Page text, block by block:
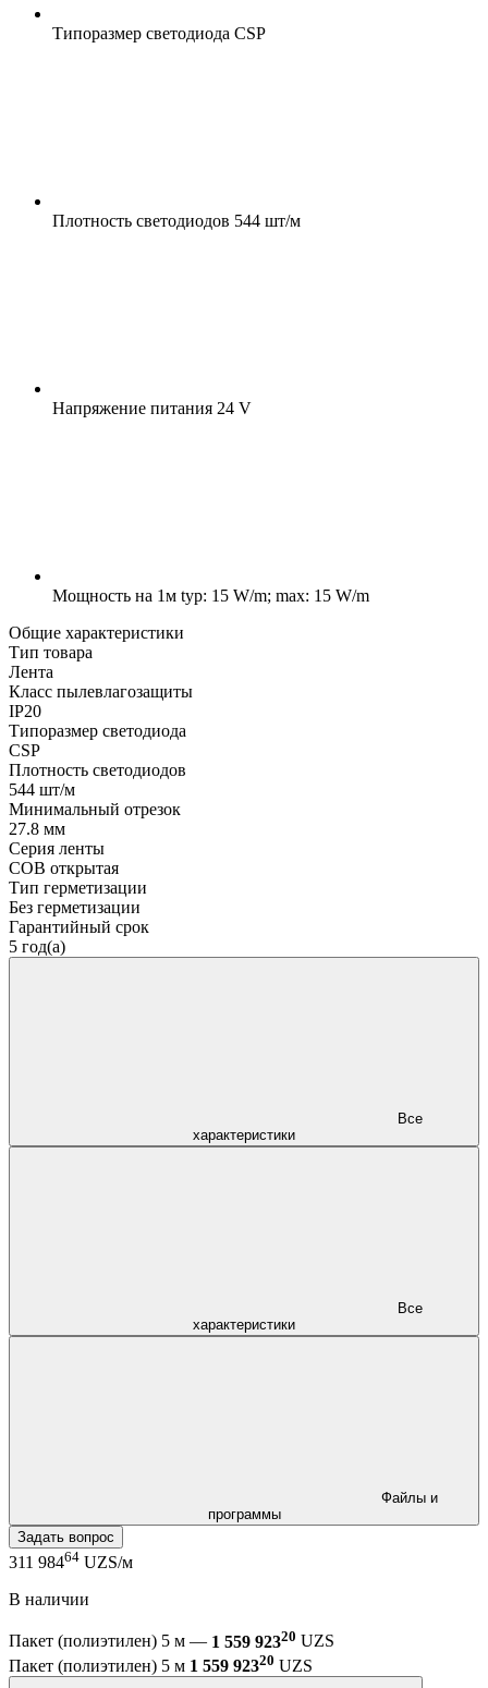
Типоразмер светодиода CSP
Плотность светодиодов 544 шт/м
Напряжение питания 24 V
Мощность на 1м typ: 15 W/m; max: 15 W/m
Общие характеристики
Тип товара
Лента
Класс пылевлагозащиты
IP20
Типоразмер светодиода
CSP
Плотность светодиодов
544 шт/м
Минимальный отрезок
27.8 мм
Серия ленты
COB открытая
Тип герметизации
Без герметизации
Гарантийный срок
5 год(а)
характеристики
характеристики
программы
Задать вопрос
311 98464 UZS/м
В наличии
Пакет (полиэтилен) 5 м — 1 559 92320 UZS
Пакет (полиэтилен) 5 м 1 559 92320 UZS